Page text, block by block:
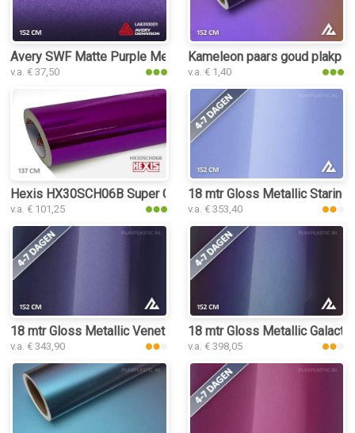
Avery SWF Matte Purple Metallic plakplastic
v.a. € 37,50
Kameleon paars goud
v.a. € 1,40
Hexis HX30SCH06B Super Chrome Purple Gloss plakplastic
v.a. € 101,25
18 mtr Gloss Metallic
v.a. € 353,40
18 mtr Gloss Metallic Venetian Purple 3192 plakplastic
v.a. € 343,90
18 mtr Gloss Metallic
v.a. € 398,05